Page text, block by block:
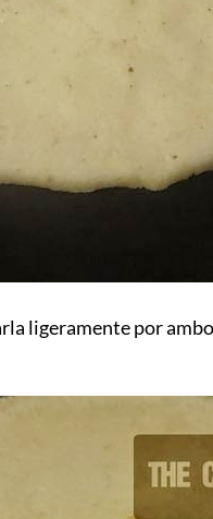
ligeramente por